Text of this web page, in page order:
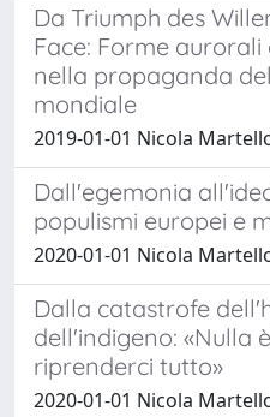
Da Triumph des
Face: Forme
nella propaganda
mondiale
2019-01-01 Nicola
Dall'egemonia
populismi europei e
2020-01-01 Nicola
Dalla catastrofe
dell'indigeno: «Nulla
riprenderci tutto»
2020-01-01 Nicola